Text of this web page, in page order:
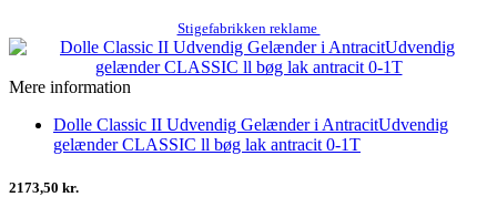
Stigefabrikken reklame
Mere information
Dolle Classic II Udvendig Gelænder i AntracitUdvendig
gelænder CLASSIC ll bøg lak antracit 0-1T
2173,50 kr.